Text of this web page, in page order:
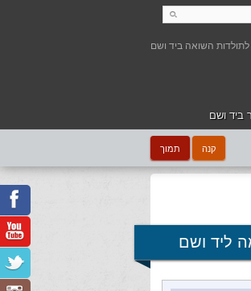
קנה תמוך
ביד ושם
ליד ושם